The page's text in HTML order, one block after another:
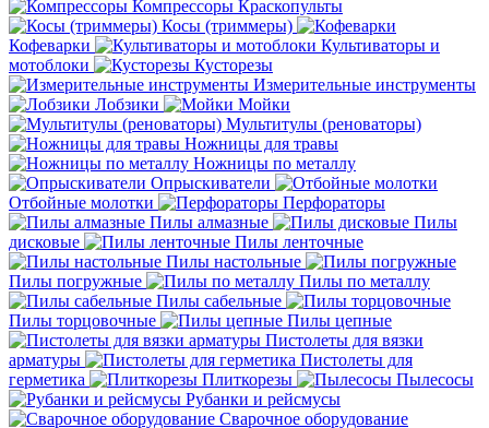
Компрессоры Краскопульты
Косы (триммеры)
Кофеварки
Культиваторы и
мотоблоки
Кусторезы
Измерительные инструменты
Лобзики
Мойки
Мультитулы (реноваторы)
Ножницы для травы
Ножницы по металлу
Опрыскиватели
Отбойные молотки
Перфораторы
Пилы алмазные
Пилы
дисковые
Пилы ленточные
Пилы настольные
Пилы погружные
Пилы по металлу
Пилы сабельные
Пилы торцовочные
Пилы цепные
Пистолеты для вязки
арматуры
Пистолеты для
герметика
Плиткорезы
Пылесосы
Рубанки и рейсмусы
Сварочное оборудование